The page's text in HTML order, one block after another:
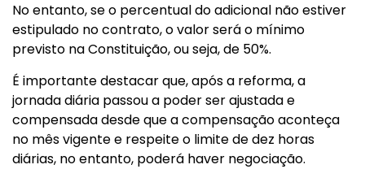
No entanto, se o percentual do adicional não estiver
estipulado no contrato, o valor será o mínimo
previsto na Constituição, ou seja, de 50%.
É importante destacar que, após a reforma, a
jornada diária passou a poder ser ajustada e
compensada desde que a compensação aconteça
no mês vigente e respeite o limite de dez horas
diárias, no entanto, poderá haver negociação.